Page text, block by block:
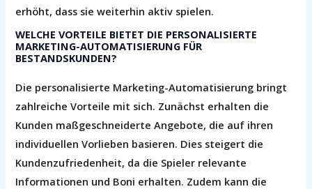
erhöht, dass sie weiterhin aktiv spielen.
WELCHE VORTEILE BIETET DIE PERSONALISIERTE
MARKETING-AUTOMATISIERUNG FÜR
BESTANDSKUNDEN?
Die personalisierte Marketing-Automatisierung bringt
zahlreiche Vorteile mit sich. Zunächst erhalten die
Kunden maßgeschneiderte Angebote, die auf ihren
individuellen Vorlieben basieren. Dies steigert die
Kundenzufriedenheit, da die Spieler relevante
Informationen und Boni erhalten. Zudem kann die